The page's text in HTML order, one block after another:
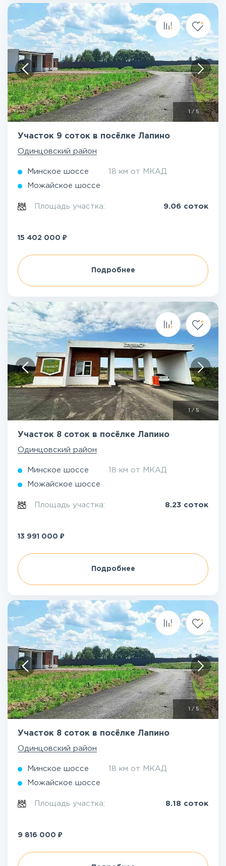
1 / 5
Участок 9 соток в посёлке Лапино
Одинцовский район
Минское шоссе 18 км от МКАД
Можайское шоссе
Площадь участка: 9.06 соток
15 402 000 ₽
Подробнее
/ 5
Участок 8 соток в посёлке Лапино
Одинцовский район
Минское шоссе 18 км от МКАД
Можайское шоссе
Площадь участка: 8.23 соток
13 991 000 ₽
Подробнее
1 / 5
Участок 8 соток в посёлке Лапино
Одинцовский район
Минское шоссе 18 км от МКАД
Можайское шоссе
Площадь участка: 8.18 соток
9 816 000 ₽